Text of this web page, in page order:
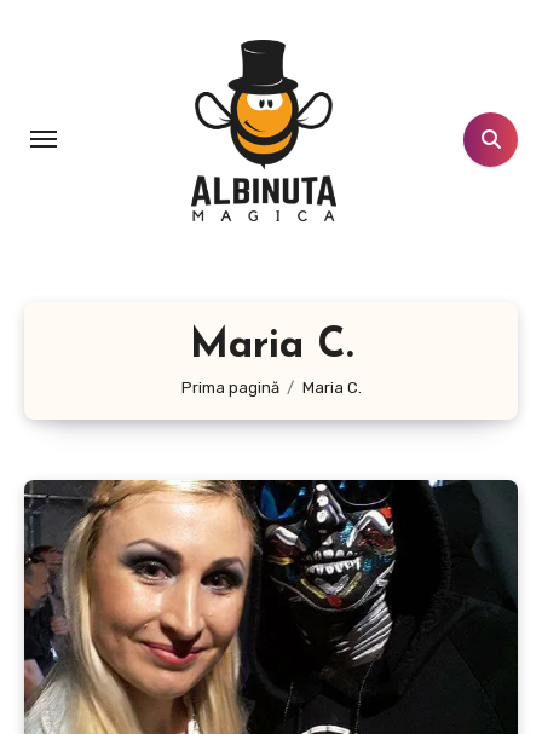
Maria C.
Prima pagină Maria C.